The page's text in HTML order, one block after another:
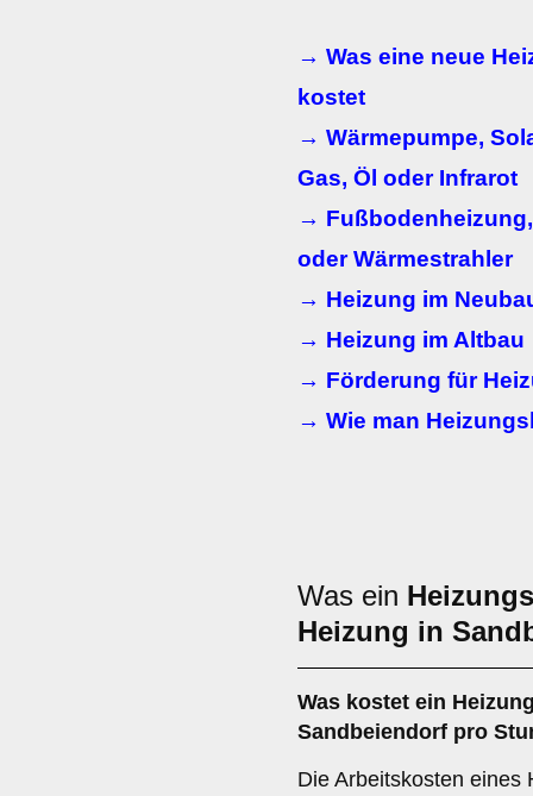
→ Was eine neue
kostet
→ Wärmepumpe,
Gas, Öl oder Infrarot
→
oder Wärmestrahler
→ Heizung im
→ Heizung im Altbau
→ Förderung für
→ Wie man
Was ein
Heizung in
Was kostet ein
Sandbeiendorf pro
Die Arbeitskosten eines